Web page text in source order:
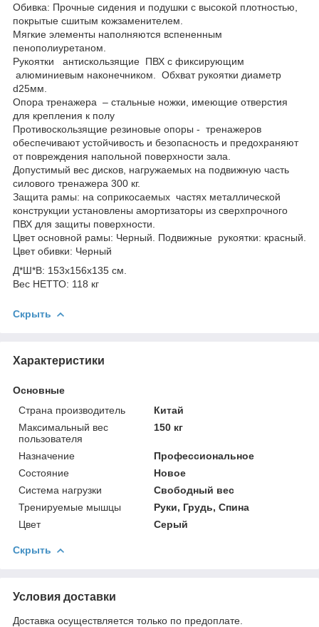
Обивка: Прочные сидения и подушки с высокой плотностью,
покрытые сшитым кожзаменителем.
Мягкие элементы наполняются вспененным
пенополиуретаном.
Рукоятки антискользящие ПВХ с фиксирующим
алюминиевым наконечником. Обхват рукоятки диаметр
d25мм.
Опора тренажера – стальные ножки, имеющие отверстия
для крепления к полу
Противоскользящие резиновые опоры - тренажеров
обеспечивают устойчивость и безопасность и предохраняют
от повреждения напольной поверхности зала.
Допустимый вес дисков, нагружаемых на подвижную часть
силового тренажера 300 кг.
Защита рамы: на соприкосаемых частях металлической
конструкции установлены амортизаторы из сверхпрочного
ПВХ для защиты поверхности.
Цвет основной рамы: Черный. Подвижные рукоятки: красный.
Цвет обивки: Черный
Д*Ш*В: 153x156x135 см.
Вес НЕТТО: 118 кг
Скрыть
Характеристики
Основные
Страна производитель
Китай
Максимальный вес
пользователя
150 кг
Назначение
Профессиональное
Состояние
Новое
Система нагрузки
Свободный вес
Тренируемые мышцы
Руки, Грудь, Спина
Цвет
Серый
Скрыть
Условия доставки
Доставка осуществляется только по предоплате.